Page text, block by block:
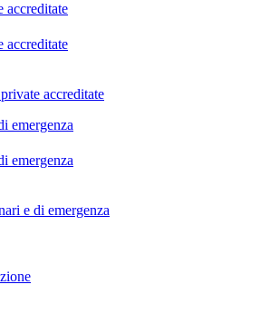
accreditate
accreditate
accreditate
emergenza
emergenza
e di emergenza